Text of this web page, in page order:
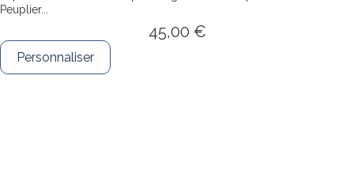
Peuplier...
45,00 €
Personnaliser